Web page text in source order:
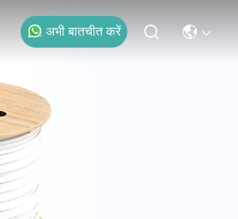
अभी बातचीत करें